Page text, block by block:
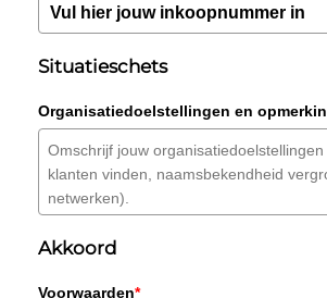
Situatieschets
Organisatiedoelstellingen en
Akkoord
Voorwaarden*